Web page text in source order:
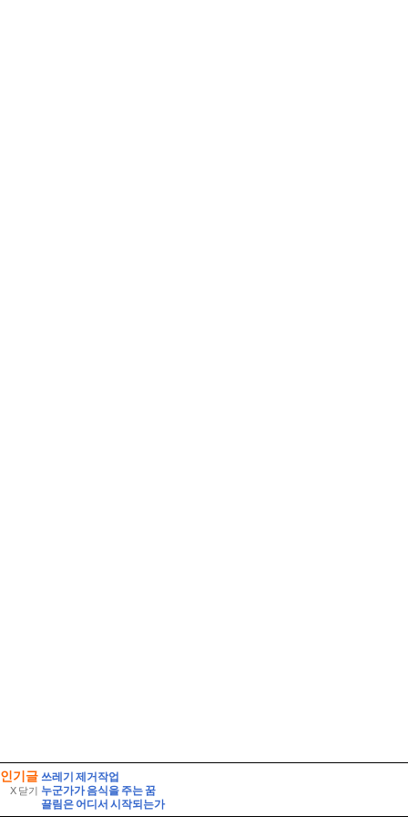
인기글
X 닫기
쓰레기 제거작업
누군가가 음식을 주는 꿈
끌림은 어디서 시작되는가